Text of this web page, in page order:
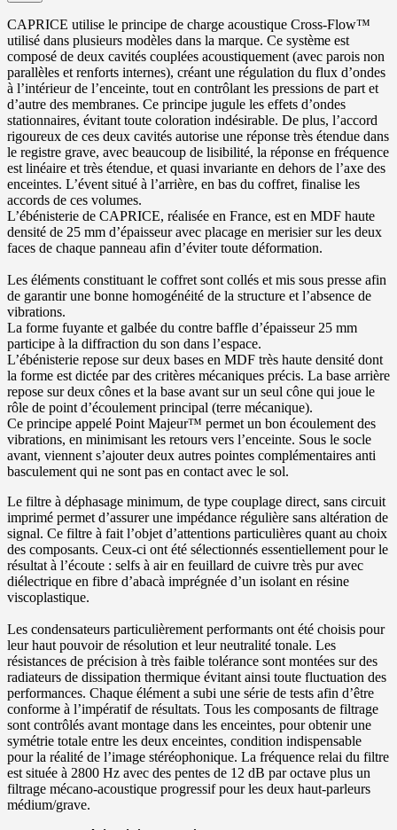
CAPRICE utilise le principe de charge acoustique Cross-Flow™
utilisé dans plusieurs modèles dans la marque. Ce système est
composé de deux cavités couplées acoustiquement (avec parois non
parallèles et renforts internes), créant une régulation du flux d’ondes
à l’intérieur de l’enceinte, tout en contrôlant les pressions de part et
d’autre des membranes. Ce principe jugule les effets d’ondes
stationnaires, évitant toute coloration indésirable. De plus, l’accord
rigoureux de ces deux cavités autorise une réponse très étendue dans
le registre grave, avec beaucoup de lisibilité, la réponse en fréquence
est linéaire et très étendue, et quasi invariante en dehors de l’axe des
enceintes. L’évent situé à l’arrière, en bas du coffret, finalise les
accords de ces volumes.
L’ébénisterie de CAPRICE, réalisée en France, est en MDF haute
densité de 25 mm d’épaisseur avec placage en merisier sur les deux
faces de chaque panneau afin d’éviter toute déformation.
Les éléments constituant le coffret sont collés et mis sous presse afin
de garantir une bonne homogénéité de la structure et l’absence de
vibrations.
La forme fuyante et galbée du contre baffle d’épaisseur 25 mm
participe à la diffraction du son dans l’espace.
L’ébénisterie repose sur deux bases en MDF très haute densité dont
la forme est dictée par des critères mécaniques précis. La base arrière
repose sur deux cônes et la base avant sur un seul cône qui joue le
rôle de point d’écoulement principal (terre mécanique).
Ce principe appelé Point Majeur™ permet un bon écoulement des
vibrations, en minimisant les retours vers l’enceinte. Sous le socle
avant, viennent s’ajouter deux autres pointes complémentaires anti
basculement qui ne sont pas en contact avec le sol.
Le filtre à déphasage minimum, de type couplage direct, sans circuit
imprimé permet d’assurer une impédance régulière sans altération de
signal. Ce filtre à fait l’objet d’attentions particulières quant au choix
des composants. Ceux-ci ont été sélectionnés essentiellement pour le
résultat à l’écoute : selfs à air en feuillard de cuivre très pur avec
diélectrique en fibre d’abacà imprégnée d’un isolant en résine
viscoplastique.
Les condensateurs particulièrement performants ont été choisis pour
leur haut pouvoir de résolution et leur neutralité tonale. Les
résistances de précision à très faible tolérance sont montées sur des
radiateurs de dissipation thermique évitant ainsi toute fluctuation des
performances. Chaque élément a subi une série de tests afin d’être
conforme à l’impératif de résultats. Tous les composants de filtrage
sont contrôlés avant montage dans les enceintes, pour obtenir une
symétrie totale entre les deux enceintes, condition indispensable
pour la réalité de l’image stéréophonique. La fréquence relai du filtre
est située à 2800 Hz avec des pentes de 12 dB par octave plus un
filtrage mécano-acoustique progressif pour les deux haut-parleurs
médium/grave.